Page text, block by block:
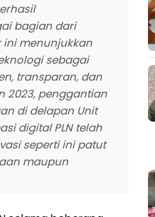
bagian dari
ini menunjukkan
sebagai
transparan, dan
2023, penggantian
di delapan Unit
digital PLN telah
seperti ini patut
maupun